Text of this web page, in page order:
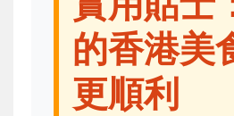
的香港美
更順利